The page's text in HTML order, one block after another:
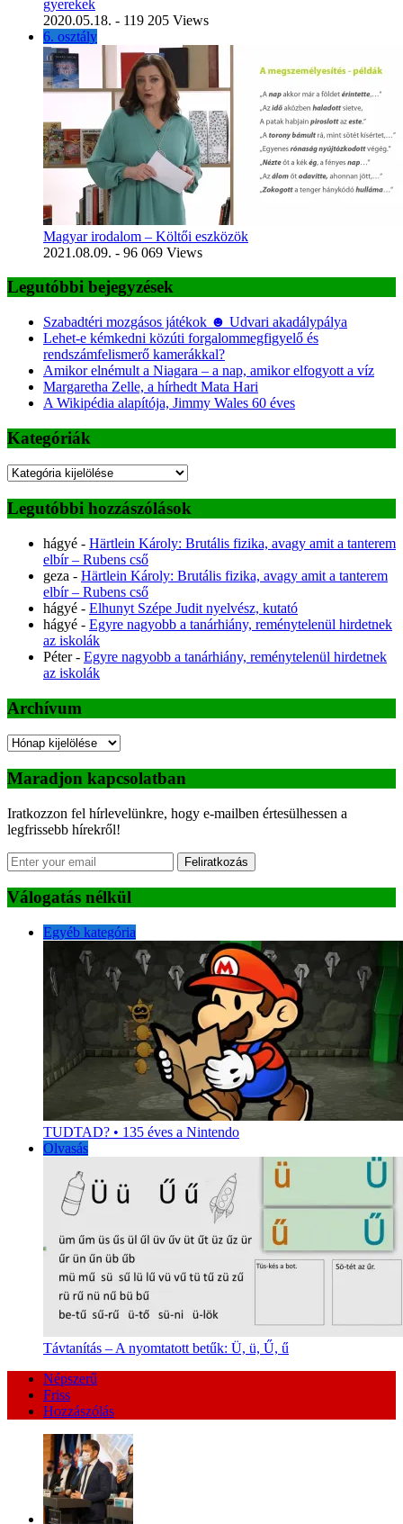
gyerekek
2020.05.18. - 119 205 Views
6. osztály
Magyar irodalom – Költői eszközök
2021.08.09. - 96 069 Views
Legutóbbi bejegyzések
Szabadtéri mozgásos játékok ☻ Udvari akadálypálya
Lehet-e kémkedni közúti forgalommegfigyelő és
rendszámfelismerő kamerákkal?
Amikor elnémult a Niagara – a nap, amikor elfogyott a víz
Margaretha Zelle, a hírhedt Mata Hari
A Wikipédia alapítója, Jimmy Wales 60 éves
Kategóriák
Kategóriák
Legutóbbi hozzászólások
hágyé - Härtlein Károly: Brutális fizika, avagy amit a tanterem
elbír – Rubens cső
geza - Härtlein Károly: Brutális fizika, avagy amit a tanterem
elbír – Rubens cső
hágyé - Elhunyt Szépe Judit nyelvész, kutató
hágyé - Egyre nagyobb a tanárhiány, reménytelenül hirdetnek
az iskolák
Péter- Egyre nagyobb a tanárhiány, reménytelenül hirdetnek
az iskolák
Archívum
Archívum
Maradjon kapcsolatban
Iratkozzon fel hírlevelünkre, hogy e-mailben értesülhessen a
legfrissebb hírekről!
Feliratkozás
Válogatás nélkül
Egyéb kategória
TUDTAD? • 135 éves a Nintendo
Olvasás
Távtanítás – A nyomtatott betűk: Ü, ü, Ű, ű
Népszerű
Friss
Hozzászólás